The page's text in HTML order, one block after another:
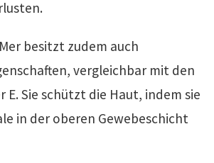
besitzt zudem auch
vergleichbar mit den
E. Sie schützt die Haut, indem sie
in der oberen Gewebeschicht